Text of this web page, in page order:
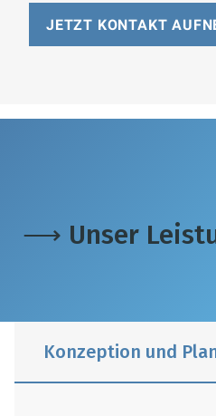
JETZT KONTAKT
⟶ Unser
Konzeption und